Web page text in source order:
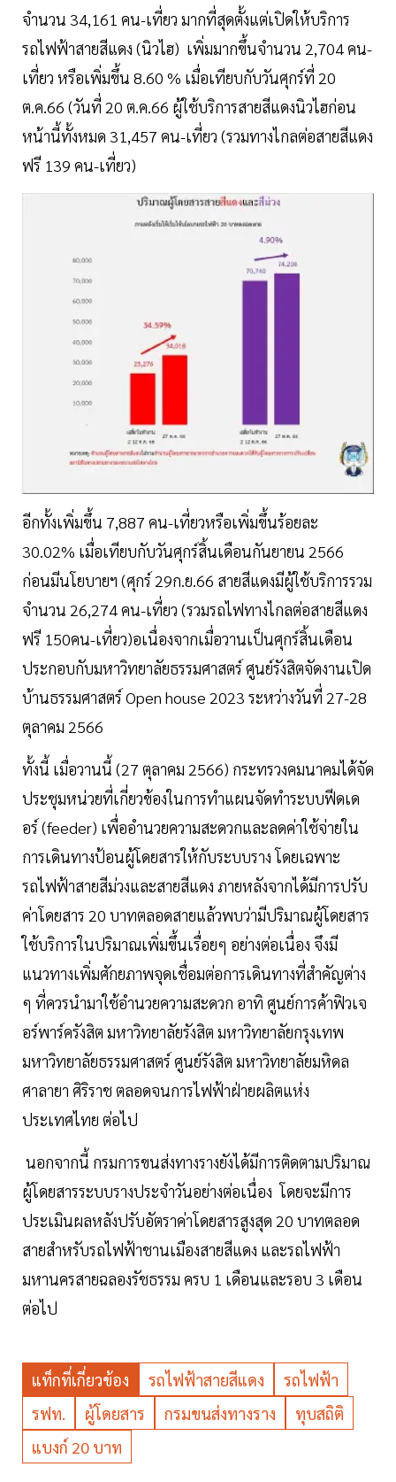
จำนวน 34,161 คน-เที่ยว มากที่สุดตั้งแต่เปิดให้บริการ
รถไฟฟ้าสายสีแดง (นิวไฮ) เพิ่มมากขึ้นจำนวน 2,704 คน-
เที่ยว หรือเพิ่มขึ้น 8.60 % เมื่อเทียบกับวันศุกร์ที่ 20
ต.ค.66 (วันที่ 20 ต.ค.66 ผู้ใช้บริการสายสีแดงนิวไฮก่อน
หน้านี้ทั้งหมด 31,457 คน-เที่ยว (รวมทางไกลต่อสายสีแดง
ฟรี 139 คน-เที่ยว)
อีกทั้งเพิ่มขึ้น 7,887 คน-เที่ยวหรือเพิ่มขึ้นร้อยละ
30.02% เมื่อเทียบกับวันศุกร์สิ้นเดือนกันยายน 2566
ก่อนมีนโยบายฯ (ศุกร์ 29ก.ย.66 สายสีแดงมีผู้ใช้บริการรวม
จำนวน 26,274 คน-เที่ยว (รวมรถไฟทางไกลต่อสายสีแดง
ฟรี 150คน-เที่ยว)อเนื่องจากเมื่อวานเป็นศุกร์สิ้นเดือน
ประกอบกับมหาวิทยาลัยธรรมศาสตร์ ศูนย์รังสิตจัดงานเปิด
บ้านธรรมศาสตร์ Open house 2023 ระหว่างวันที่ 27-28
ตุลาคม 2566
ทั้งนี้ เมื่อวานนี้ (27 ตุลาคม 2566) กระทรวงคมนาคมได้จัด
ประชุมหน่วยที่เกี่ยวข้องในการทำแผนจัดทำระบบฟีดเด
อร์ (feeder) เพื่ออำนวยความสะดวกและลดค่าใช้จ่ายใน
การเดินทางป้อนผู้โดยสารให้กับระบบราง โดยเฉพาะ
รถไฟฟ้าสายสีม่วงและสายสีแดง ภายหลังจากได้มีการปรับ
ค่าโดยสาร 20 บาทตลอดสายแล้วพบว่ามีปริมาณผู้โดยสาร
ใช้บริการในปริมาณเพิ่มขึ้นเรื่อยๆ อย่างต่อเนื่อง จึงมี
แนวทางเพิ่มศักยภาพจุดเชื่อมต่อการเดินทางที่สำคัญต่าง
ๆ ที่ควรนำมาใช้อำนวยความสะดวก อาทิ ศูนย์การค้าฟิวเจ
อร์พาร์ครังสิต มหาวิทยาลัยรังสิต มหาวิทยาลัยกรุงเทพ
มหาวิทยาลัยธรรมศาสตร์ ศูนย์รังสิต มหาวิทยาลัยมหิดล
ศาลายา ศิริราช ตลอดจนการไฟฟ้าฝ่ายผลิตแห่ง
ประเทศไทย ต่อไป
นอกจากนี้ กรมการขนส่งทางรางยังได้มีการติดตามปริมาณ
ผู้โดยสารระบบรางประจำวันอย่างต่อเนื่อง โดยจะมีการ
ประเมินผลหลังปรับอัตราค่าโดยสารสูงสุด 20 บาทตลอด
สายสำหรับรถไฟฟ้าชานเมืองสายสีแดง และรถไฟฟ้า
มหานครสายฉลองรัชธรรม ครบ 1 เดือนและรอบ 3 เดือน
ต่อไป
แท็กที่เกี่ยวข้อง รถไฟฟ้าสายสีแดง
รถไฟฟ้า
รฟท.
ผู้โดยสาร กรมขนส่งทางราง
ทุบสถิติ
แบงก์ 20 บาท